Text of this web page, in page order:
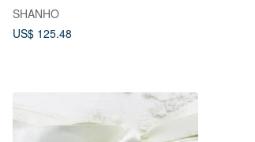
SHANHO
US$ 125.48